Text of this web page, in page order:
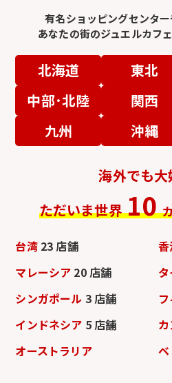
有名ショッピングセンター
あなたの街のジュエルカフ
北海道 東北
中部･北陸
関西
九州
沖縄
海外でも大
ただいま世界 10
台湾 23 店舗
マレーシア 20 店舗 タ
シンガポール 3 店舗
インドネシア 5 店舗
オーストラリア
ベ